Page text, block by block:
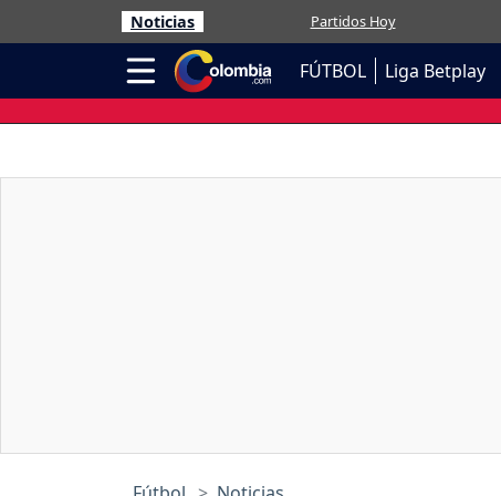
Noticias Partidos Hoy
FÚTBOL Liga Betplay